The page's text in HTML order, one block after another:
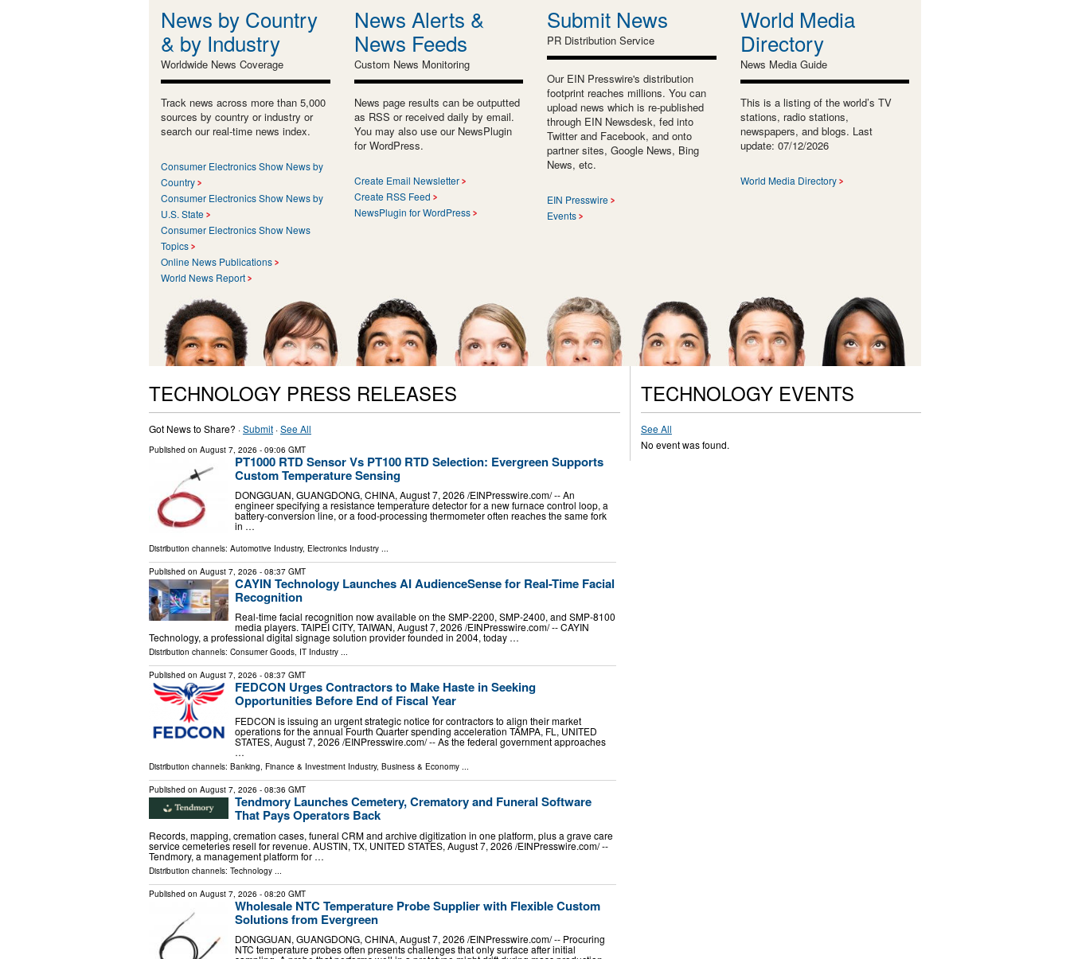
News by Country
& by Industry
Worldwide News Coverage
Track news across more than 5,000
sources by country or industry or
search our real-time news index.
Consumer Electronics Show News by
Country
Consumer Electronics Show News by
U.S. State
Consumer Electronics Show News
Topics
Online News Publications
World News Report
News Alerts &
News Feeds
Custom News Monitoring
News page results can be outputted
as RSS or received daily by email.
You may also use our NewsPlugin
for WordPress.
Create Email Newsletter
Create RSS Feed
NewsPlugin for WordPress
Submit News
PR Distribution Service
Our EIN Presswire's distribution
footprint reaches millions. You can
upload news which is re-published
through EIN Newsdesk, fed into
Twitter and Facebook, and onto
partner sites, Google News, Bing
News, etc.
EIN Presswire
Events
World Media
Directory
News Media Guide
This is a listing of the world’s TV
stations, radio stations,
newspapers, and blogs. Last
update: 07/12/2026
World Media Directory
TECHNOLOGY PRESS RELEASES
Got News to Share? ·Submit ·See All
Published on August 7, 2026 - 09:06 GMT
PT1000 RTD Sensor Vs PT100 RTD Selection: Evergreen Supports
Custom Temperature Sensing
DONGGUAN, GUANGDONG, CHINA, August 7, 2026 /⁨EINPresswire.com⁩/ -- An
engineer specifying a resistance temperature detector for a new furnace control loop, a
battery-conversion line, or a food-processing thermometer often reaches the same fork
in …
Distribution channels: Automotive Industry, Electronics Industry
Published on August 7, 2026 - 08:37 GMT
CAYIN Technology Launches AI AudienceSense for Real-Time Facial
Recognition
Real-time facial recognition now available on the SMP-2200, SMP-2400, and SMP-8100
media players. TAIPEI CITY, TAIWAN, August 7, 2026 /⁨EINPresswire.com⁩/ -- CAYIN
Technology, a professional digital signage solution provider founded in 2004, today …
Distribution channels: Consumer Goods, IT Industry ...
Published on August 7, 2026 - 08:37 GMT
FEDCON Urges Contractors to Make Haste in Seeking
Opportunities Before End of Fiscal Year
FEDCON is issuing an urgent strategic notice for contractors to align their market
operations for the annual Fourth Quarter spending acceleration TAMPA, FL, UNITED
STATES, August 7, 2026 /⁨EINPresswire.com⁩/ -- As the federal government approaches
…
Distribution channels: Banking, Finance & Investment Industry, Business & Economy ...
Published on August 7, 2026 - 08:36 GMT
Tendmory Launches Cemetery, Crematory and Funeral Software
That Pays Operators Back
Records, mapping, cremation cases, funeral CRM and archive digitization in one platform, plus a grave care
service cemeteries resell for revenue. AUSTIN, TX, UNITED STATES, August 7, 2026 /⁨EINPresswire.com⁩/ --
Tendmory, a management platform for …
Distribution channels: Technology
Published on August 7, 2026 - 08:20 GMT
Wholesale NTC Temperature Probe Supplier with Flexible Custom
Solutions from Evergreen
DONGGUAN, GUANGDONG, CHINA, August 7, 2026 /⁨EINPresswire.com⁩/ -- Procuring
NTC temperature probes often presents challenges that only surface after initial
TECHNOLOGY EVENTS
See All
No event was found.